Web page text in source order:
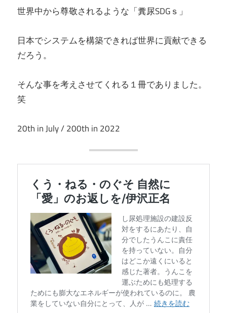
世界中から尊敬されるような「糞尿SDGｓ」
日本でシステムを構築できれば世界に貢献できる
だろう。
そんな事を考えさせてくれる１冊でありました。
笑
20th in July / 200th in 2022